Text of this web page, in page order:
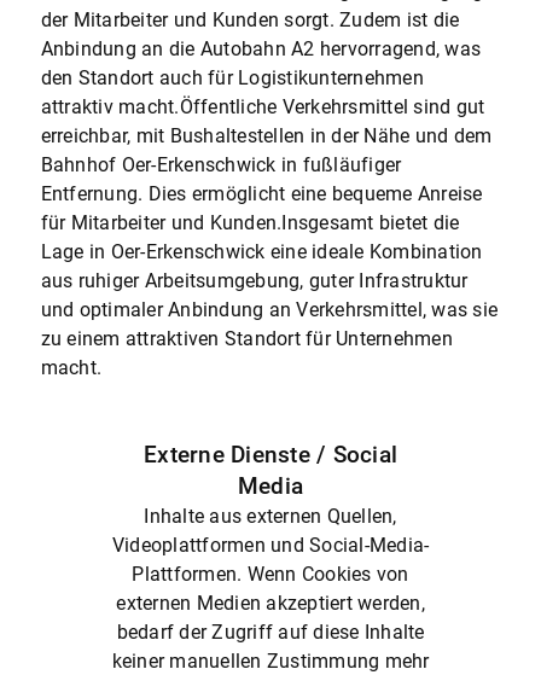
der Mitarbeiter und Kunden sorgt. Zudem ist die
Anbindung an die Autobahn A2 hervorragend, was
den Standort auch für Logistikunternehmen
attraktiv macht.Öffentliche Verkehrsmittel sind gut
erreichbar, mit Bushaltestellen in der Nähe und dem
Bahnhof Oer-Erkenschwick in fußläufiger
Entfernung. Dies ermöglicht eine bequeme Anreise
für Mitarbeiter und Kunden.Insgesamt bietet die
Lage in Oer-Erkenschwick eine ideale Kombination
aus ruhiger Arbeitsumgebung, guter Infrastruktur
und optimaler Anbindung an Verkehrsmittel, was sie
zu einem attraktiven Standort für Unternehmen
macht.
Externe Dienste / Social
Media
Inhalte aus externen Quellen,
Videoplattformen und Social-Media-
Plattformen. Wenn Cookies von
externen Medien akzeptiert werden,
bedarf der Zugriff auf diese Inhalte
keiner manuellen Zustimmung mehr